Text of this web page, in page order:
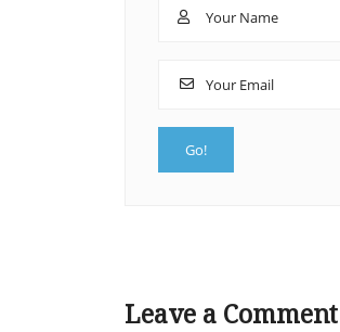
Leave a Comment